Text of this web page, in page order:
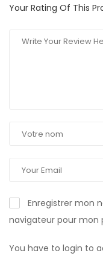
Your Rating Of This
Enregistrer mon
navigateur pour mon
You have to login to